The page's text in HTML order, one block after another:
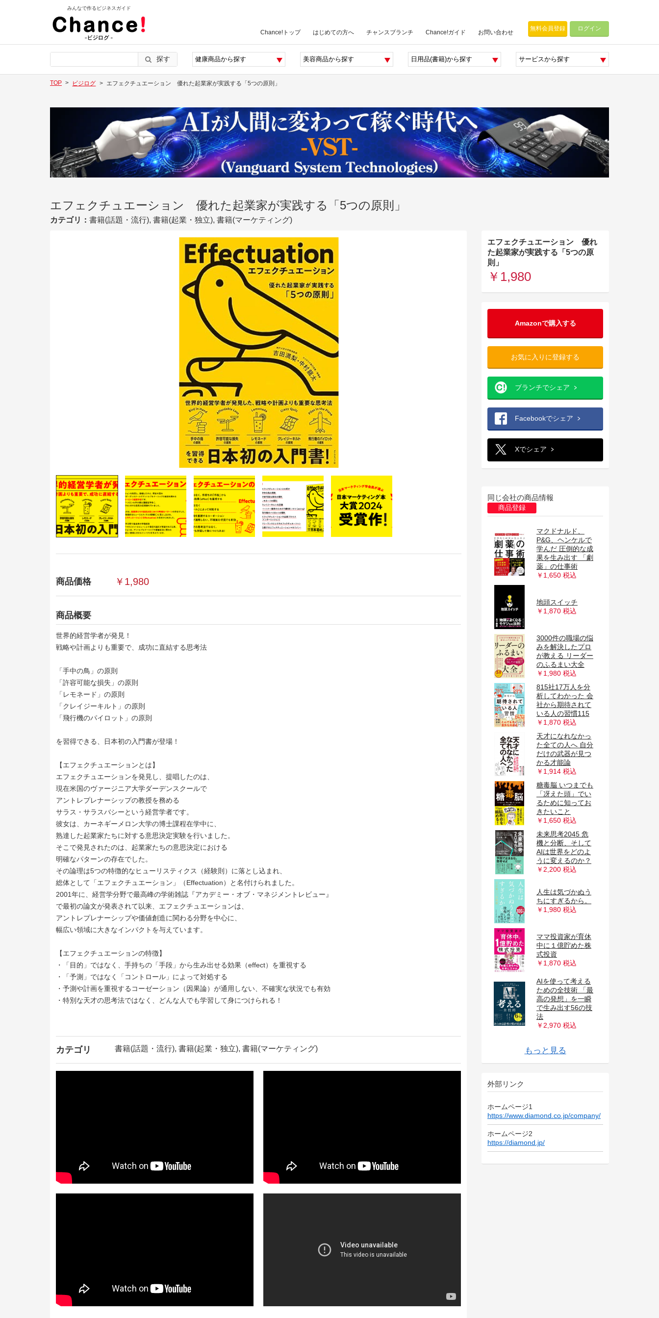
みんなで作るビジネスガイド
Chance!トップ はじめての方へ チャンスブランチ Chance!ガイド お問い合わせ
無料会員登録 ログイン
探す
TOP ビジログ エフェクチュエーション 優れた起業家が実践する「5つの原則」
エフェクチュエーション 優れた起業家が実践する「5つの原則」
カテゴリ： 書籍(話題・流行), 書籍(起業・独立), 書籍(マーケティング)
商品価格 ￥1,980
商品概要
世界的経営学者が発見！
戦略や計画よりも重要で、成功に直結する思考法
「手中の鳥」の原則
「許容可能な損失」の原則
「レモネード」の原則
「クレイジーキルト」の原則
「飛行機のパイロット」の原則
を習得できる、日本初の入門書が登場！
【エフェクチュエーションとは】
エフェクチュエーションを発見し、提唱したのは、
現在米国のヴァージニア大学ダーデンスクールで
アントレプレナーシップの教授を務める
サラス・サラスバシーという経営学者です。
彼女は、カーネギーメロン大学の博士課程在学中に、
熟達した起業家たちに対する意思決定実験を行いました。
そこで発見されたのは、起業家たちの意思決定における
明確なパターンの存在でした。
その論理は5つの特徴的なヒューリスティクス（経験則）に落とし込まれ、
総体として「エフェクチュエーション」（Effectuation）と名付けられました。
2001年に、経営学分野で最高峰の学術雑誌『アカデミー・オブ・マネジメントレビュー』
で最初の論文が発表されて以来、エフェクチュエーションは、
アントレプレナーシップや価値創造に関わる分野を中心に、
幅広い領域に大きなインパクトを与えています。
【エフェクチュエーションの特徴】
・「目的」ではなく、手持ちの「手段」から生み出せる効果（effect）を重視する
・「予測」ではなく「コントロール」によって対処する
・予測や計画を重視するコーゼーション（因果論）が通用しない、不確実な状況でも有効
・特別な天才の思考法ではなく、どんな人でも学習して身につけられる！
カテゴリ 書籍(話題・流行), 書籍(起業・独立), 書籍(マーケティング)
エフェクチュエーション 優れ
た起業家が実践する「5つの原
則」
￥1,980
Amazonで購入する
お気に入りに登録する
ブランチでシェア
Facebookでシェア
Xでシェア
同じ会社の商品情報
商品登録
マクドナルド、
P&G、ヘンケルで
学んだ 圧倒的な成
果を生み出す 「劇
薬」の仕事術
￥1,650 税込
地頭スイッチ
￥1,870 税込
3000件の職場の悩
みを解決したプロ
が教える リーダー
のふるまい大全
￥1,980 税込
815社17万人を分
析してわかった 会
社から期待されて
いる人の習慣115
￥1,870 税込
天才になれなかっ
た全ての人へ 自分
だけの武器が見つ
かる才能論
￥1,914 税込
糖毒脳 いつまでも
「冴えた頭」でい
るために知ってお
きたいこと
￥1,650 税込
未来思考2045 危
機と分断、そして
AIは世界をどのよ
うに変えるのか？
￥2,200 税込
人生は気づかぬう
ちにすぎるから。
￥1,980 税込
ママ投資家が育休
中に１億貯めた株
式投資
￥1,870 税込
AIを使って考える
ための全技術 「最
高の発想」を一瞬
で生み出す56の技
法
￥2,970 税込
組織の違和感 結
局、リーダーは何
日本人の9割は知
らない 世界の富裕
美食の教養 世界一
の美食家が知って
THE WEALTH
LADDER 富の階段
── 資産レベルが
プルな戦略
やりたいことが見
つかる 世界の果て
12歳から始める
本当に頭のいい子
修羅場の王 企業の
死と再生を司る
女子高生社長、経
DIAMONDハーバ
ード・ビジネス・
レビュー 2025年
略を機能させる」
君はなぜ学ばない
心に折れない刀を
持て ジャングリア
日本人だけが知ら
ない 世界経済の真
「いい会社」のは
ずなのに、今日も
モヤモヤ働いてる
みの見つけ方
働くわたしの仕事
地図 長く幸せに働
TOPICS
月10万円稼いで豊
かに暮らす 定年
働くわたしの仕事
地図 長く幸せに働
くために知ってお
TOPICS
エフェクチュエー
ション 優れた起
強いビジネスパー
ソンを目指して鬱
小澤隆生 凡人の事
業論 天才じゃない
僕らが成功するた
と
雑用は上司の隣で
やりなさい あなた
の評価を最大限に
強」仕事術
孤独からはじめよ
組織の体質を現場
から変える100の
パーフェクトな意
思決定 ──
東大卒、農家の右
腕になる。 小さな
コンサル時代に教
わった 仕事ができ
人生の経営戦略
――自分の人生を
自分で考えて生き
セプト20
失敗の本質 日本軍
凡人の事業論 天才
じゃない僕らが成
功するためにやる
プルなこと
STOIC 人生の教
確率思考の戦略
論 どうすれば売
JUST KEEP
BUYING 自動的に
富が増え続ける
間」の法則
リーダーは偉くな
エフェクチュエー
ション 優れた起
影響力の魔法
イェール大学集中
講義 思考の穴──
わかっていても間
めの思考法
とにかく仕組み化
── 人の上に立ち
「起業参謀」の戦
略書 スタートアッ
プを成功に導く
のフレームワーク
一流ファシリテー
ターの 空気を変え
勘違いが人を動か
す 教養としての行
1秒で答えをつく
る力 お笑い芸人が
学ぶ「切り返し」
技術
87歳、現役トレー
ダー シゲルさんの
教え 資産18億
術」
理念経営2.0 ──
会社の「理想と戦
14歳のときに教え
てほしかった 起業
やりたいことは
「副業」で実現し
頭のいい人が話す
前に考えているこ
元国税専門官がこ
っそり教える あな
やり抜く力
GRIT(グリッ
ト)――人生のあ
を身につける
アンラーン戦略
｢過去の成功｣を手
放すことでありえ
き出す
1兆ドルコーチ シ
リコンバレーのレ
ジェンド ビル・キ
教え
絶体絶命でも世界
一愛される会社に
イーロン・マスク
世界をつくり変え
40代からは「稼ぎ
口」を2つにしな
さい 年収アップと
き方
7 POWERS 最強
企業を生む7つの
レゴ 競争にも模倣
にも負けない世界
資格・副業・学び
直し (週刊ダイヤ
フリーエージェン
ト社会の到来 新装
フリーエージェン
ト社会の到来
―「雇われない生
るか
手作り屋台が生ん
だ「やりすぎ」飲
食店経営―――19
らの大逆転
結果を出すリーダ
ーはみな非情であ
幸せになる勇気 自
己啓発の源流「ア
農で1200万円!
――「日本一小さ
い農家」が明かす
じめの一歩
ブログで５億円稼
起業家の思考法
「別解力」で圧倒
的成果を生む問題
の技法
1 on 1 ミーティン
グ 「対話の質」
佐久間宣行のずる
苦しかったときの
話をしようか ビジ
ネスマンの父が我
の本質」
カーネギー心を動
マンガ餃子屋と高
級フレンチでは、
学歴なし、人脈な
しなら、社長にな
嫌われる勇気 自己
啓発の源流「アド
強い組織ほど正解
を捨てる 10000人
の経営者と対話し
営」
数値化の鬼 ーー
「仕事ができる
人」に共通する、
法
リーダーの仮面
アルフレッド・ア
ドラー 人生に革命
定年後にもう一度
会社という迷宮 経
営者の眠れぬ夜の
伝わるチカラ 「伝
える」の先にある
起業の失敗大全 ス
タートアップの成
Invent &
Wander――ジェ
セールスフォース
式 売れる組織に変
92歳 総務課長の
投資家みたいに生
きろ――将来の不
協働する力――互
いの力を引き出し
NEW SALES 新時
代の営業に必要な
真の「安定」を手
に入れる シン・サ
まんが 大富豪から
父が娘に語る 美し
く、深く、壮大
で、とんでもなく
の話
貯金40万円が株式
投資で4億円 元手
お金のむこうに人
そのままやるだ
け！ お金超入門
貯金ゼロから100
る超実践ガイド
強い組織ほど正解
ザ・ビジョン
世界で勝てるブラ
ンディングカンパ
ニー―――ブラン
企業の挑戦
超カリスマ投資系
YouTuberが教え
る ゴールド投資
法
大事なことに集中
する―――気が散
るものだらけの世
化する科学的方法
マンガ このまま今
の会社にいていい
のか?と一度でも
の思考法
デマの影響力 なぜ
デマは真実よりも
ザ・ゴール コミッ
サイコロジー・オ
ブ・マネー 一生お
金に困らない
セット
DIE WITH ZERO
人生が豊かになり
もっと見る
外部リンク
ホームページ1
https://www.diamond.co.jp/company/
ホームページ2
https://diamond.jp/